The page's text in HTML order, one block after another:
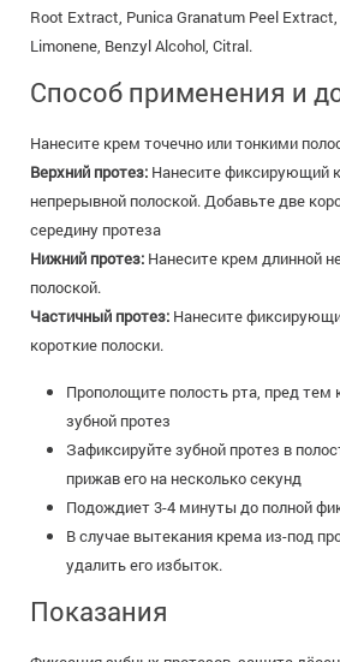
Root Extract, Punica Granatum Peel Extract,
Limonene, Benzyl Alcohol, Citral.
Способ применения и
Нанесите крем точечно или тонкими
Верхний протез: Нанесите фиксирующий
непрерывной полоской. Добавьте две
середину протеза
Нижний протез: Нанесите крем длинной
полоской.
Частичный протез: Нанесите
короткие полоски.
Прополощите полость рта, пред тем
зубной протез
Зафиксируйте зубной протез в
прижав его на несколько секунд
Подождиет 3-4 минуты до полной
В случае вытекания крема из-под
удалить его избыток.
Показания